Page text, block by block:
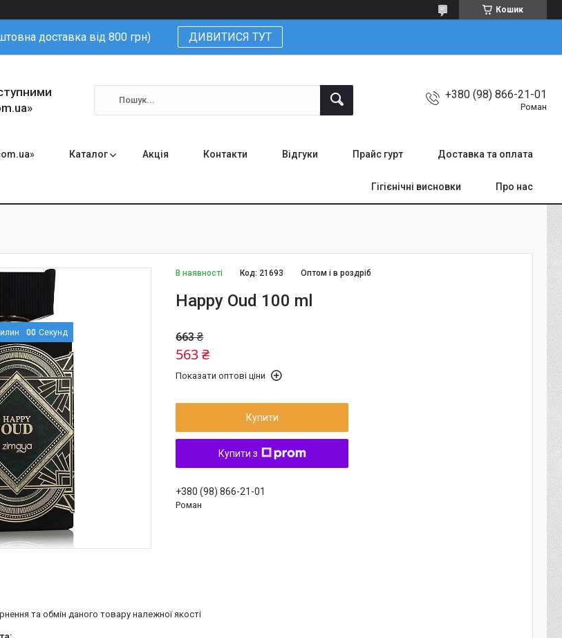
Кошик
доставка від 800 грн) ДИВИТИСЯ ТУТ
+380 (98) 866-21-01
Роман
Каталог Акція Контакти Відгуки Прайс гурт Доставка та оплата
Гігієнічні висновки Про нас
00 Секунд
В наявності Оптом і в роздріб
Код: 21693
Happy Oud 100 ml
663 ₴
563 ₴
Показати оптові ціни
Купити
Купити з
+380 (98) 866-21-01
Роман
та обмін даного товару належної якості